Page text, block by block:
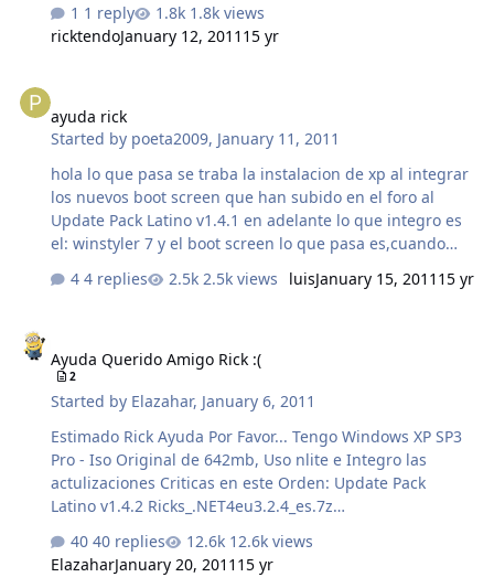
1 reply
1.8k views
ricktendoJanuary 12, 2011 15 yr
ayuda rick
Started by poeta2009, January 11, 2011
hola lo que pasa se traba la instalacion de xp al integrar
los nuevos boot screen que han subido en el foro al
Update Pack Latino v1.4.1 en adelante lo que integro es
el: winstyler 7 y el boot screen lo que pasa es,cuando
pc, este se traba en el minuto 34 de la instlacion en
4 replies 2.5k views luisJanuary 15, 2011 15 yr
Ayuda Querido Amigo Rick :(
2
Started by Elazahar, January 6, 2011
Estimado Rick Ayuda Por Favor... Tengo Windows XP SP3
Pro - Iso Original de 642mb, Uso nlite e Integro las
actulizaciones Criticas en este Orden: Update Pack
Latino v1.4.2 Ricks_.NET4eu3.2.4_es.7z
Ricks_WindowsSidebar6.0.6002.18005_Intl_AlkyXP1.1.7z
Me toma todas Las Integraciones Criticas Salvo el
40 replies
12.6k views
ElazaharJanuary 20, 2011 15 yr